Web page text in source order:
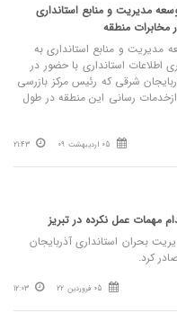
مدیریت و منابع استانداری
مخابرات منطقه
مدیریت و منابع استانداری به
اطلاعات استانداری با حضور در
شرقی که رئیس مرکز بازرسی
رسانی این منطقه در طول
05 اردیبهشت 09 21:43
مهمات عمل نکرده در تبریز
بحران استانداری آذربایجان
کرد.
05 فروردین 22 12:03